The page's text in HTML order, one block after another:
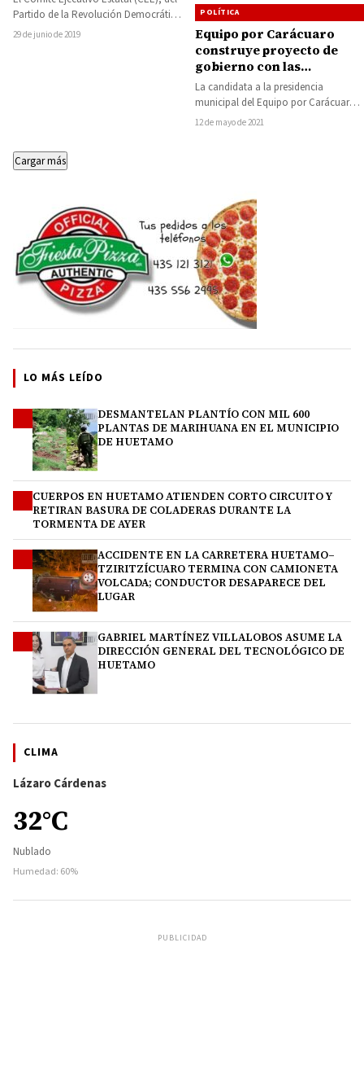
Partido de la Revolución Democrática
(PRD), se pronunció por seguir
29 de junio de 2019
POLÍTICA
Equipo por Carácuaro
construye proyecto de
gobierno con las
propuestas de la gente
La candidata a la presidencia
municipal del Equipo por Carácuaro,
Ely Garduño destacó que su proyecto
12 de mayo de 2021
Cargar más
LO MÁS LEÍDO
DESMANTELAN PLANTÍO CON MIL 600
PLANTAS DE MARIHUANA EN EL MUNICIPIO
DE HUETAMO
CUERPOS EN HUETAMO ATIENDEN CORTO CIRCUITO Y
RETIRAN BASURA DE COLADERAS DURANTE LA
TORMENTA DE AYER
ACCIDENTE EN LA CARRETERA HUETAMO–
TZIRITZÍCUARO TERMINA CON CAMIONETA
VOLCADA; CONDUCTOR DESAPARECE DEL
LUGAR
GABRIEL MARTÍNEZ VILLALOBOS ASUME LA
DIRECCIÓN GENERAL DEL TECNOLÓGICO DE
HUETAMO
CLIMA
Lázaro Cárdenas
32°C
Nublado
Humedad: 60%
PUBLICIDAD